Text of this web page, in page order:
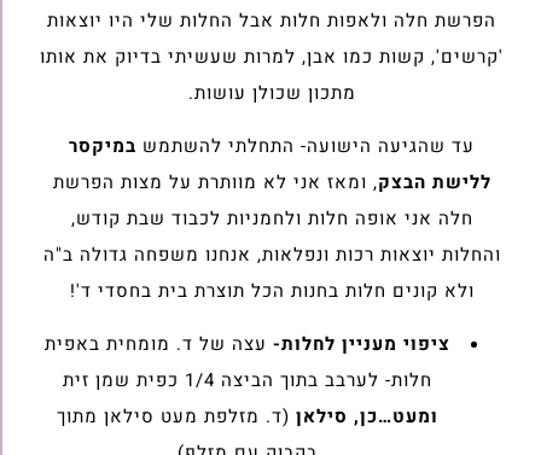
הפרשת חלה ולאפות חלות אבל החלות שלי היו יוצאות
'קרשים', קשות כמו אבן, למרות שעשיתי בדיוק את אותו
מתכון שכולן עושות.
עד שהגיעה הישועה- התחלתי להשתמש במיקסר
ללישת הבצק, ומאז אני לא מוותרת על מצות הפרשת
חלה אני אופה חלות ולחמניות לכבוד שבת קודש,
והחלות יוצאות רכות ונפלאות, אנחנו משפחה גדולה ב"ה
ולא קונים חלות בחנות הכל תוצרת בית בחסדי ד'!
ציפוי מעניין לחלות- עצה של ד. מומחית באפית
חלות- לערבב בתוך הביצה 1/4 כפית שמן זית
ומעט…כן, סילאן (ד. מזלפת מעט סילאן מתוך